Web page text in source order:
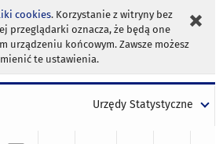
cookies. Korzystanie z witryny bez
przeglądarki oznacza, że będą one
urządzeniu końcowym. Zawsze możesz
te ustawienia.
Urzędy Statystyczne